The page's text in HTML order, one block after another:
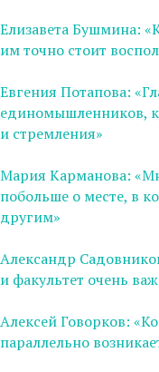
Елизавета Бушмина:
им точно стоит
Евгения Потапова:
единомышленников,
и стремления»
Мария Карманова:
побольше о месте, в
другим»
Александр
и факультет очень
Алексей Говорков:
параллельно